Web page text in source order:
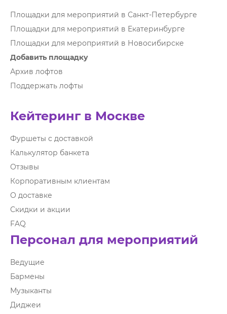
Площадки для мероприятий в Санкт-Петербурге
Площадки для мероприятий в Екатеринбурге
Площадки для мероприятий в Новосибирске
Добавить площадку
Архив лофтов
Поддержать лофты
Кейтеринг в Москве
Фуршеты с доставкой
Калькулятор банкета
Отзывы
Корпоративным клиентам
О доставке
Скидки и акции
FAQ
Персонал для мероприятий
Ведущие
Бармены
Музыканты
Диджеи